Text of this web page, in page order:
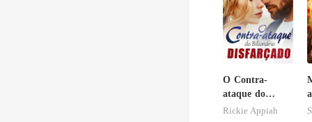
O Contra-
ataque do
Bilionário
Rickie Appiah